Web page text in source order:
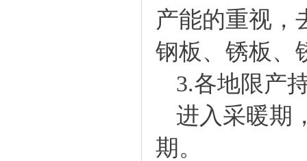
产能的重视，
钢板、 锈板、
3.各地限产
进入采暖期
期。